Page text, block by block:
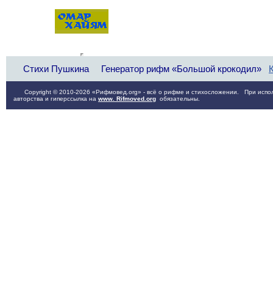
Стихи Пушкина Генератор рифм «Большой крокодил»
Copyright © 2010-2026 «Рифмовед.org» - всё о рифме и стихосложении. При
авторства и гиперссылка на www. Rifmoved.org обязательны.